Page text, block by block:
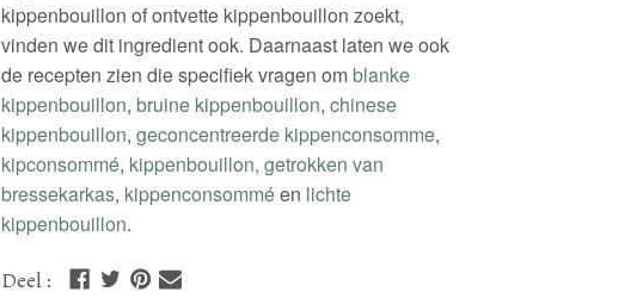
kippenbouillon of ontvette kippenbouillon zoekt,
vinden we dit ingredient ook. Daarnaast laten we ook
de recepten zien die specifiek vragen om blanke
kippenbouillon, bruine kippenbouillon, chinese
kippenbouillon, geconcentreerde kippenconsomme,
kipconsommé, kippenbouillon, getrokken van
bressekarkas, kippenconsomméen lichte
kippenbouillon.
Deel :